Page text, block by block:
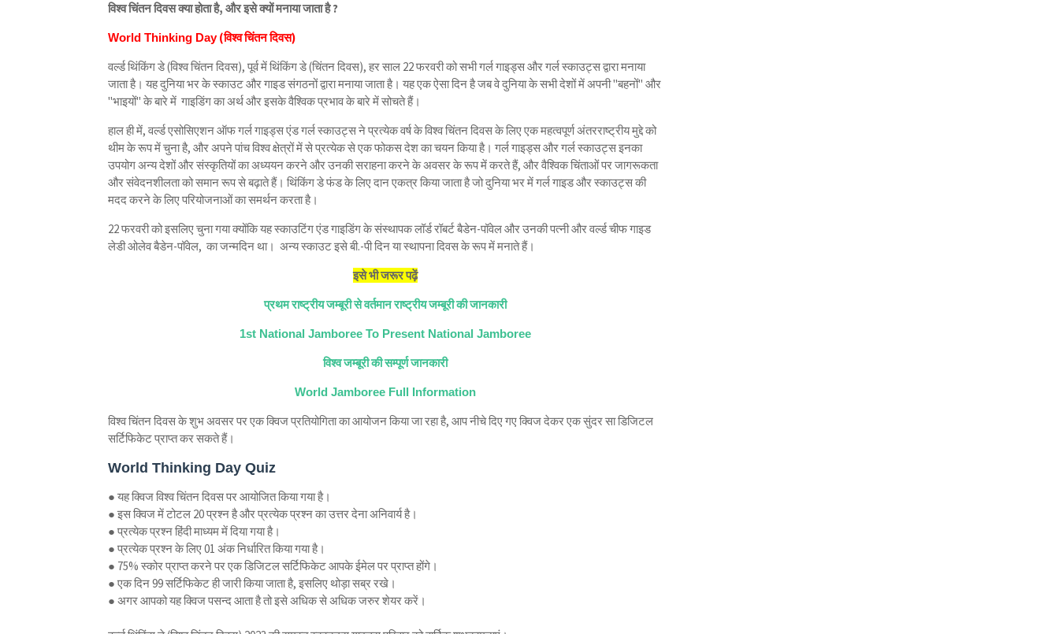
विश्व चिंतन दिवस क्या होता है, और इसे क्यों मनाया जाता है ?
World Thinking Day(विश्व चिंतन दिवस)
वर्ल्ड थिंकिंग डे (विश्व चिंतन दिवस), पूर्व में थिंकिंग डे (चिंतन दिवस), हर साल 22 फरवरी को सभी गर्ल गाइड्स और गर्ल स्काउट्स द्वारा मनाया
जाता है। यह दुनिया भर के स्काउट और गाइड संगठनों द्वारा मनाया जाता है। यह एक ऐसा दिन है जब वे दुनिया के सभी देशों में अपनी "बहनों" और
"भाइयों" के बारे में गाइडिंग का अर्थ और इसके वैश्विक प्रभाव के बारे में सोचते हैं।
हाल ही में, वर्ल्ड एसोसिएशन ऑफ गर्ल गाइड्स एंड गर्ल स्काउट्स ने प्रत्येक वर्ष के विश्व चिंतन दिवस के लिए एक महत्वपूर्ण अंतरराष्ट्रीय मुद्दे को
थीम के रूप में चुना है, और अपने पांच विश्व क्षेत्रों में से प्रत्येक से एक फोकस देश का चयन किया है। गर्ल गाइड्स और गर्ल स्काउट्स इनका
उपयोग अन्य देशों और संस्कृतियों का अध्ययन करने और उनकी सराहना करने के अवसर के रूप में करते हैं, और वैश्विक चिंताओं पर जागरूकता
और संवेदनशीलता को समान रूप से बढ़ाते हैं। थिंकिंग डे फंड के लिए दान एकत्र किया जाता है जो दुनिया भर में गर्ल गाइड और स्काउट्स की
मदद करने के लिए परियोजनाओं का समर्थन करता है।
22 फरवरी को इसलिए चुना गया क्योंकि यह स्काउटिंग एंड गाइडिंग के संस्थापक लॉर्ड रॉबर्ट बैडेन-पॉवेल और उनकी पत्नी और वर्ल्ड चीफ गाइड
लेडी ओलेव बैडेन-पॉवेल, का जन्मदिन था। अन्य स्काउट इसे बी.-पी दिन या स्थापना दिवस के रूप में मनाते हैं।
इसे भी जरूर पढ़ें
प्रथम राष्ट्रीय जम्बूरी से वर्तमान राष्ट्रीय जम्बूरी की जानकारी
1st National Jamboree To Present National Jamboree
विश्व जम्बूरी की सम्पूर्ण जानकारी
World Jamboree Full Information
विश्व चिंतन दिवस के शुभ अवसर पर एक क्विज प्रतियोगिता का आयोजन किया जा रहा है, आप नीचे दिए गए क्विज देकर एक सुंदर सा डिजिटल
सर्टिफिकेट प्राप्त कर सकते हैं।
World Thinking Day Quiz
● यह क्विज विश्व चिंतन दिवस पर आयोजित किया गया है।
● इस क्विज में टोटल 20 प्रश्न है और प्रत्येक प्रश्न का उत्तर देना अनिवार्य है।
● प्रत्येक प्रश्न हिंदी माध्यम में दिया गया है।
● प्रत्येक प्रश्न के लिए 01 अंक निर्धारित किया गया है।
● 75% स्कोर प्राप्त करने पर एक डिजिटल सर्टिफिकेट आपके ईमेल पर प्राप्त होंगे।
● एक दिन 99 सर्टिफिकेट ही जारी किया जाता है, इसलिए थोड़ा सब्र रखे।
● अगर आपको यह क्विज पसन्द आता है तो इसे अधिक से अधिक जरुर शेयर करें।